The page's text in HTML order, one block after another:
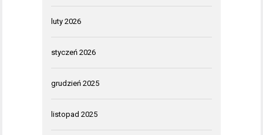
luty 2026
styczeń 2026
grudzień 2025
listopad 2025